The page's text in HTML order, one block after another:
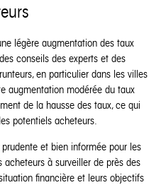
légère augmentation des taux
conseils des experts et des
en particulier dans les villes
augmentation modérée du taux
de la hausse des taux, ce qui
potentiels acheteurs.
et bien informée pour les
à surveiller de près des
financière et leurs objectifs